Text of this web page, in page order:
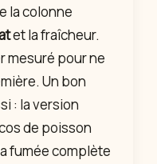
la colonne
et la fraîcheur.
mesuré pour ne
Un bon
: la version
de poisson
fumée complète